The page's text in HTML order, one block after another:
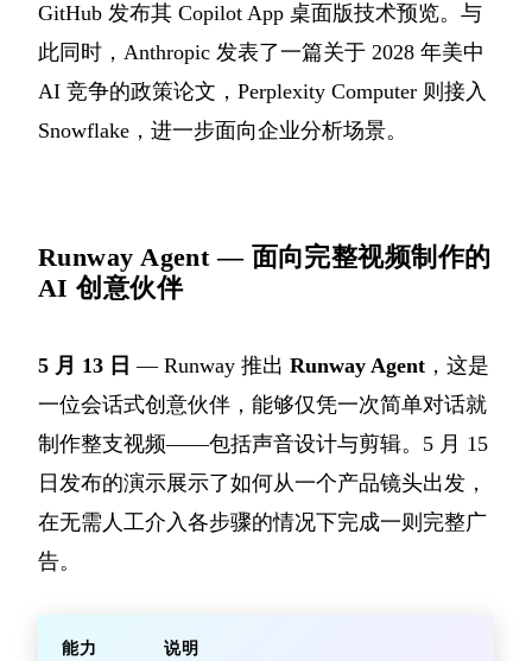
GitHub 发布其 Copilot App 桌面版技术预览。与
此同时，Anthropic 发表了一篇关于 2028 年美中
AI 竞争的政策论文，Perplexity Computer 则接入
Snowflake，进一步面向企业分析场景。
Runway Agent — 面向完整视频制作的
AI 创意伙伴
5 月 13 日 — Runway 推出 Runway Agent ，这是
一位会话式创意伙伴，能够仅凭一次简单对话就
制作整支视频——包括声音设计与剪辑。5 月 15
日发布的演示展示了如何从一个产品镜头出发，
在无需人工介入各步骤的情况下完成一则完整广
告。
能力 说明